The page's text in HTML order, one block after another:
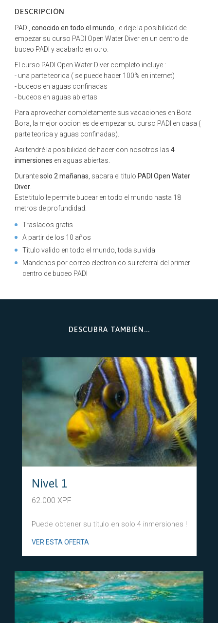
DESCRIPCIÓN
PADI, conocido en todo el mundo , le deje la posibilidad de
empezar su curso PADI Open Water Diver en un centro de
buceo PADI y acabarlo en otro.
El curso PADI Open Water Diver completo incluye :
- una parte teorica ( se puede hacer 100% en internet)
- buceos en aguas confinadas
- buceos en aguas abiertas
Para aprovechar completamente sus vacaciones en Bora
Bora, la mejor opcion es de empezar su curso PADI en casa (
parte teorica y aguas confinadas).
Asi tendré la posibilidad de hacer con nosotros las 4
inmersiones en aguas abiertas.
Durantesolo 2 mañanas , sacara el titulo PADI Open Water
Diver
Este titulo le permite bucear en todo el mundo hasta 18
metros de profundidad.
Traslados gratis
A partir de los 10 años
Titulo valido en todo el mundo, toda su vida
Mandenos por correo electronico su referral del primer
centro de buceo PADI
DESCUBRA TAMBIÉN...
Nivel 1
62.000 XPF
Puede obtener su titulo en solo 4 inmersiones !
VER ESTA OFERTA